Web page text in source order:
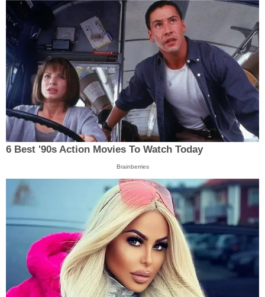
6 Best '90s Action Movies To Watch Today
Brainberries